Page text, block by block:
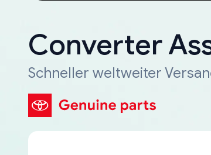
Converter
Schneller weltweiter